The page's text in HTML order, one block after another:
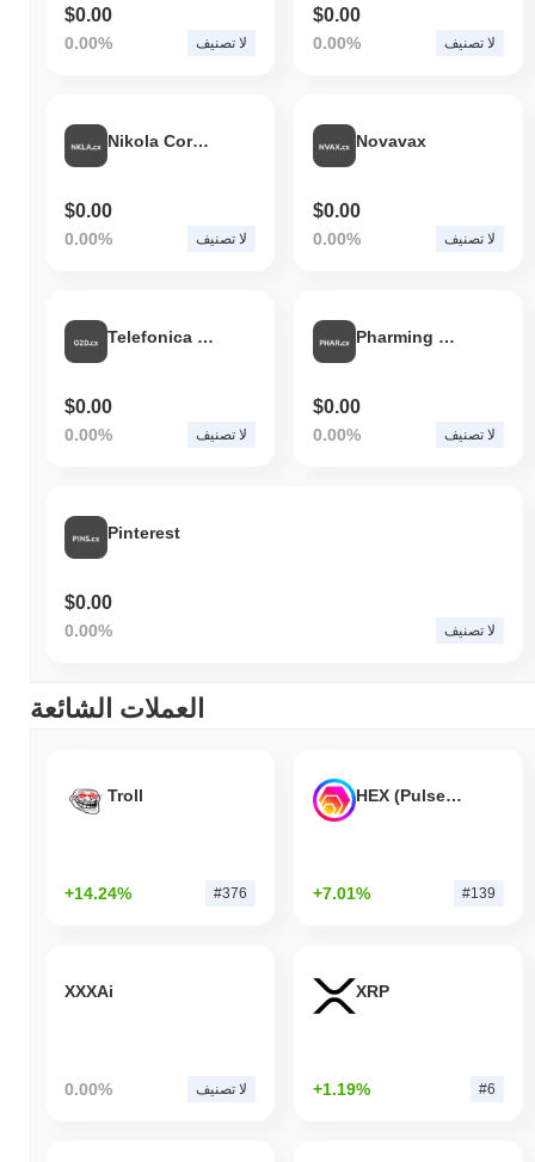
$0.00
0.00% لا تصنيف
$0.00
0.00% لا تصنيف
Nikola Corporation
$0.00
0.00% لا تصنيف
Novavax
$0.00
0.00% لا تصنيف
Telefonica DE
$0.00
0.00% لا تصنيف
Pharming Group
$0.00
0.00% لا تصنيف
Pinterest
$0.00
0.00% لا تصنيف
العملات الشائعة
Troll
+14.24% #376
HEX (Pulsechain)
+7.01% #139
XXXAi
0.00% لا تصنيف
XRP
+1.19% #6